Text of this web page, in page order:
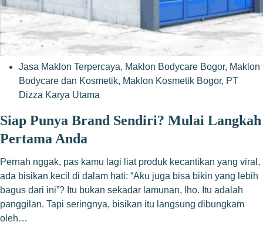
Jasa Maklon Terpercaya, Maklon Bodycare Bogor, Maklon
Bodycare dan Kosmetik, Maklon Kosmetik Bogor, PT
Dizza Karya Utama
Siap Punya Brand Sendiri? Mulai Langkah
Pertama Anda
Pernah nggak, pas kamu lagi liat produk kecantikan yang viral,
ada bisikan kecil di dalam hati: “Aku juga bisa bikin yang lebih
bagus dari ini”? Itu bukan sekadar lamunan, lho. Itu adalah
panggilan. Tapi seringnya, bisikan itu langsung dibungkam
oleh…